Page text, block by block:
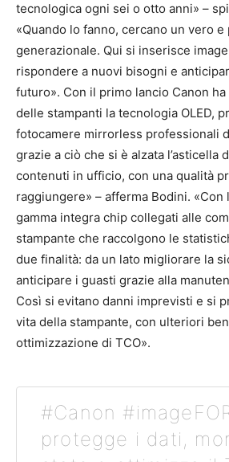
tecnologica ogni sei o otto anni» –
«Quando lo fanno, cercano un vero
generazionale. Qui si inserisce
rispondere a nuovi bisogni e
futuro». Con il primo lancio Canon
delle stampanti la tecnologia OLED,
fotocamere mirrorless professionali
grazie a ciò che si è alzata l’asticella
contenuti in ufficio, con una qualità
raggiungere» – afferma Bodini. «Con
gamma integra chip collegati alle
stampante che raccolgono le
due finalità: da un lato migliorare la
anticipare i guasti grazie alla
Così si evitano danni imprevisti e si
vita della stampante, con ulteriori
ottimizzazione di TCO».
#Canon
protegge i dati,